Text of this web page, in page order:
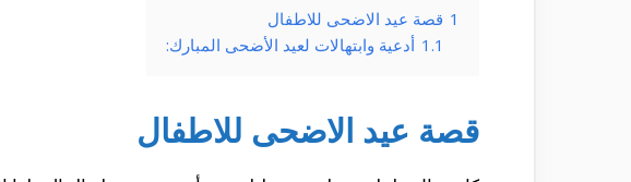
1 قصة عيد الاضحى للاطفال
1.1 أدعية وابتهالات لعيد الأضحى المبارك:
قصة عيد الاضحى للاطفال